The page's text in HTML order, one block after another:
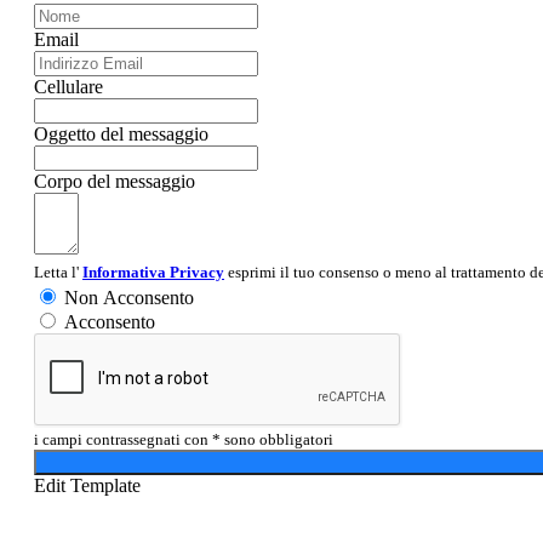
Email
Cellulare
Oggetto del messaggio
Corpo del messaggio
Letta l' Informativa Privacy esprimi il tuo consenso o meno al trattamento
Non Acconsento
Acconsento
i campi contrassegnati con * sono obbligatori
Edit Template